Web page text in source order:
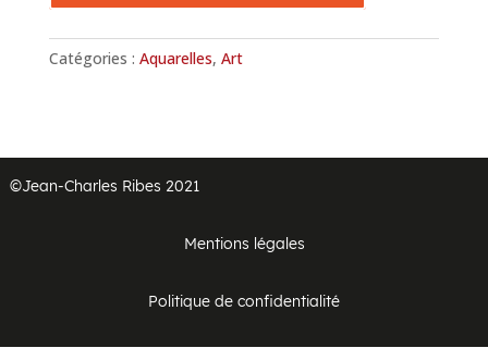
Catégories : Aquarelles, Art
©Jean-Charles Ribes 2021
Mentions légales
Politique de confidentialité